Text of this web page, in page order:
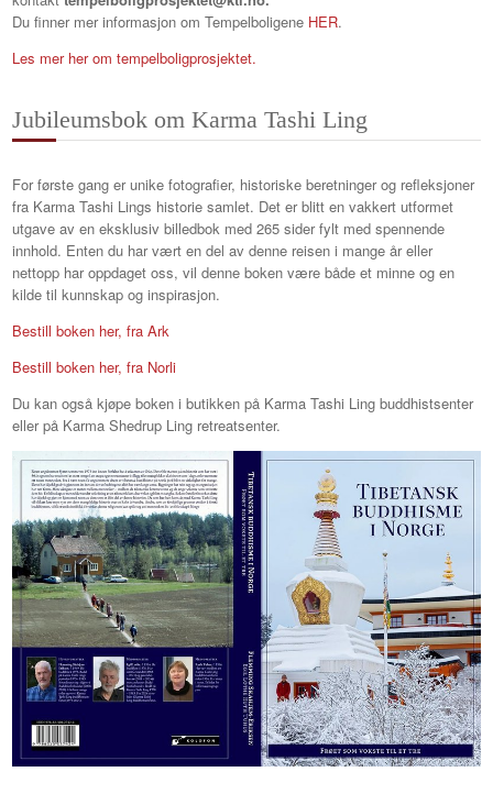
Du finner mer informasjon om Tempelboligene HER.
Les mer her om tempelboligprosjektet.
Jubileumsbok om Karma Tashi Ling
For første gang er unike fotografier, historiske beretninger og refleksjoner
fra Karma Tashi Lings historie samlet. Det er blitt en vakkert utformet
utgave av en eksklusiv billedbok med 265 sider fylt med spennende
innhold. Enten du har vært en del av denne reisen i mange år eller
nettopp har oppdaget oss, vil denne boken være både et minne og en
kilde til kunnskap og inspirasjon.
Bestill boken her, fra Ark
Bestill boken her, fra Norli
Du kan også kjøpe boken i butikken på Karma Tashi Ling buddhistsenter
eller på Karma Shedrup Ling retreatsenter.